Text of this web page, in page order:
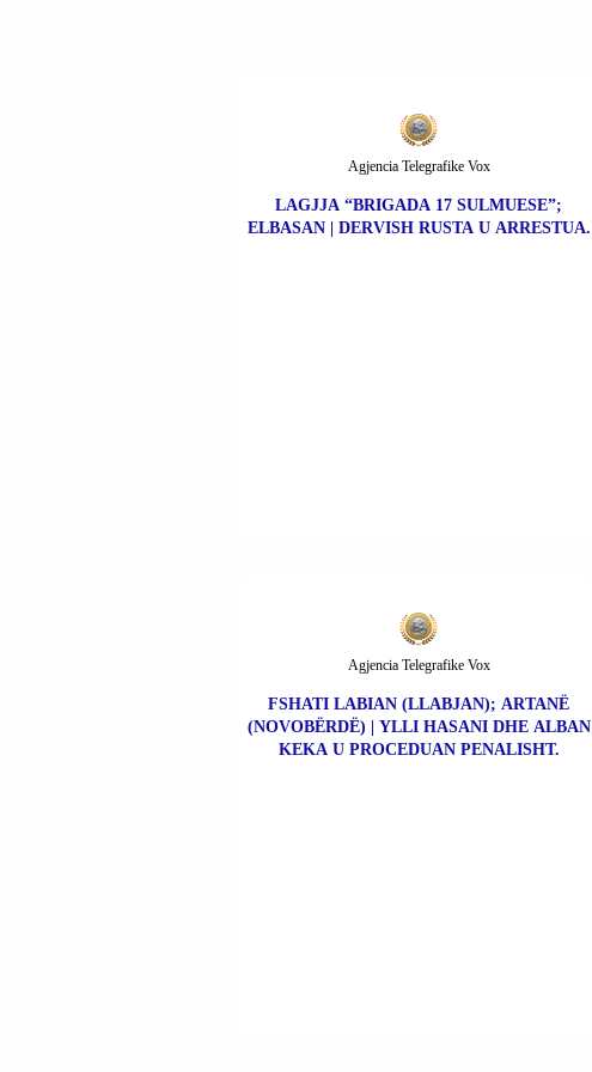
LAGJJA “BRIGADA 17 SULMUESE”;
ELBASAN | DERVISH RUSTA U ARRESTUA.
Agjencia Telegrafike Vox
FSHATI LABIAN (LLABJAN); ARTANË
(NOVOBËRDË) | YLLI HASANI DHE ALBAN
KEKA U PROCEDUAN PENALISHT.
Agjencia Telegrafike Vox